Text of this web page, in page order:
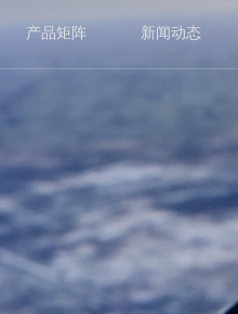
产品矩阵 新闻动态